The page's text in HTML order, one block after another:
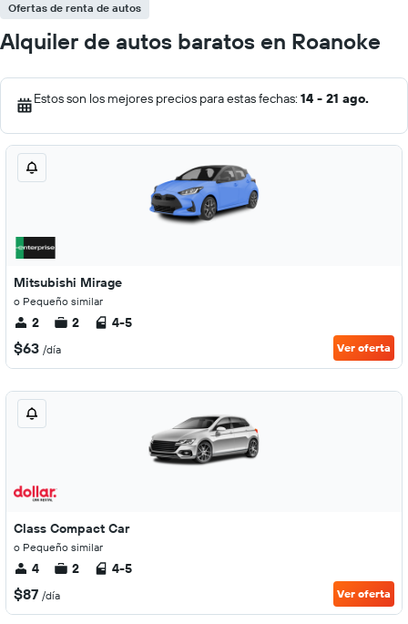
Ofertas de renta de autos
Alquiler de autos baratos en Roanoke
Estos son los mejores precios para estas fechas: 14 - 21 ago.
Mitsubishi Mirage
o Pequeño similar
2 2 4-5
$63 /día Ver oferta
Class Compact Car
o Pequeño similar
4 2 4-5
$87 /día Ver oferta